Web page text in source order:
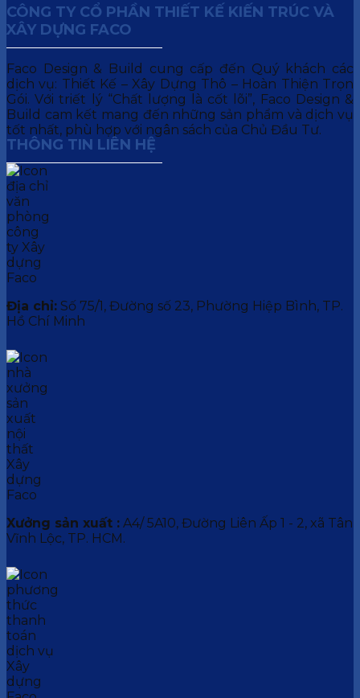
CÔNG TY CỔ PHẦN THIẾT KẾ KIẾN TRÚC VÀ
XÂY DỰNG FACO
Faco Design & Build cung cấp đến Quý khách các
dịch vụ: Thiết Kế – Xây Dựng Thô – Hoàn Thiện Trọn
Gói. Với triết lý “Chất lượng là cốt lõi”, Faco Design &
Build cam kết mang đến những sản phẩm và dịch vụ
tốt nhất, phù hợp với ngân sách của Chủ Đầu Tư.
THÔNG TIN LIÊN HỆ
Địa chỉ: Số 75/1, Đường số 23, Phường Hiệp Bình, TP.
Hồ Chí Minh
Xưởng sản xuất : A4/ 5A10, Đường Liên Ấp 1 - 2, xã Tân
Vĩnh Lộc, TP. HCM.